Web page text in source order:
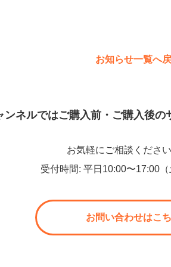
お知らせ一覧へ
ンネルではご購入前・ご購入後の
お気軽にご相談ください
受付時間: 平日10:00〜17:00（
お問い合わせはこ